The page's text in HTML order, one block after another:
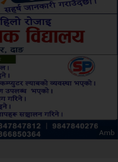
Amb